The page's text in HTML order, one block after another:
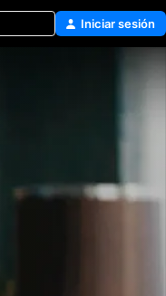
Iniciar sesión